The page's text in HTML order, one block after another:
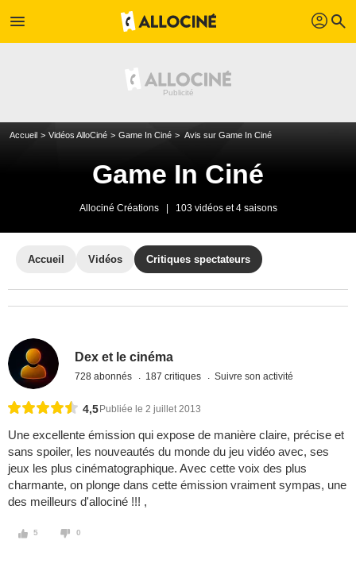
menu profil search
Accueil Vidéos AlloCiné Game In Ciné Avis sur Game In Ciné
Game In Ciné
Allociné Créations 103 vidéos et 4 saisons
Accueil Vidéos Critiques spectateurs
Dex et le cinéma
728 abonnés 187 critiques Suivre son activité
4,5 Publiée le 2 juillet 2013
Une excellente émission qui expose de manière claire, précise et
sans spoiler, les nouveautés du monde du jeu vidéo avec, ses
jeux les plus cinématographique. Avec cette voix des plus
charmante, on plonge dans cette émission vraiment sympas, une
des meilleurs d'allociné !!! ,
5 0